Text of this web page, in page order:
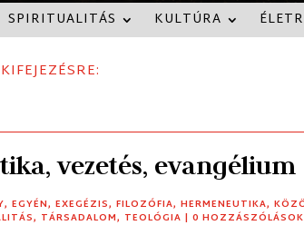
SPIRITUALITÁS KULTÚRA
vezetés, evangélium
,EGYÉN,EXEGÉZIS,FILOZÓFIA,HERMENEUTIKA,
, TÁRSADALOM, TEOLÓGIA | 0 HOZZÁSZÓLÁSOK